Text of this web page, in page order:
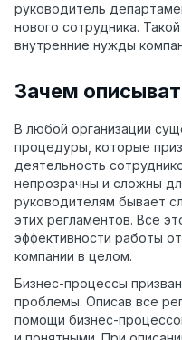
руководитель
нового сотрудника.
внутренние нужды
Зачем
В любой организации
процедуры, которые
деятельность
непрозрачны и сложны
руководителям бывает
этих регламентов. Все
эффективности работы
компании в целом.
Бизнес-процессы
проблемы. Описав все
помощи бизнес-